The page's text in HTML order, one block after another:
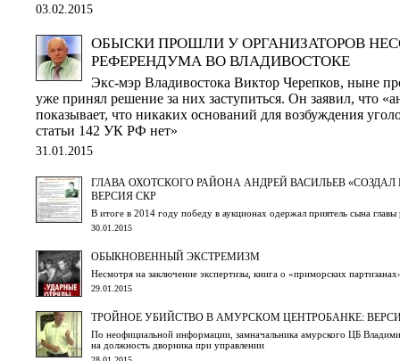
03.02.2015
ОБЫСКИ ПРОШЛИ У ОРГАНИЗАТОРОВ
РЕФЕРЕНДУМА ВО ВЛАДИВОСТОКЕ
Экс-мэр Владивостока Виктор Черепков, ныне
уже принял решение за них заступиться. Он заявил, что
показывает, что никаких оснований для возбуждения
статьи 142 УК РФ нет»
31.01.2015
ГЛАВА ОХОТСКОГО РАЙОНА АНДРЕЙ ВАСИЛЬЕВ
ВЕРСИЯ СКР
В итоге в 2014 году победу в аукционах одержал приятель сына главы
30.01.2015
ОБЫКНОВЕННЫЙ ЭКСТРЕМИЗМ
Несмотря на заключение экспертизы, книга о «приморских
29.01.2015
ТРОЙНОЕ УБИЙСТВО В АМУРСКОМ ЦЕНТРОБАНКЕ:
По неофициальной информации, замначальника амурского ЦБ
на должность дворника при управлении